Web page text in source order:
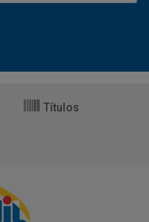
Títulos